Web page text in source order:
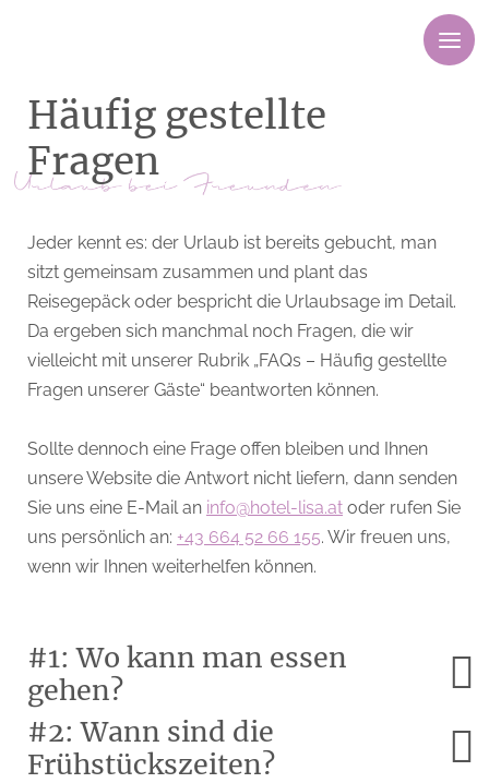
M
e
Häufig gestellte
Fragen
Jeder kennt es: der Urlaub ist bereits gebucht, man
sitzt gemeinsam zusammen und plant das
Reisegepäck oder bespricht die Urlaubsage im Detail.
Da ergeben sich manchmal noch Fragen, die wir
vielleicht mit unserer Rubrik „FAQs – Häufig gestellte
Fragen unserer Gäste“ beantworten können.
Sollte dennoch eine Frage offen bleiben und Ihnen
unsere Website die Antwort nicht liefern, dann senden
Sie uns eine E-Mail an info@hotel-lisa.at oder rufen Sie
uns persönlich an: +43 664 52 66 155. Wir freuen uns,
wenn wir Ihnen weiterhelfen können.
#1: Wo kann man essen
gehen?
#2: Wann sind die
Frühstückszeiten?